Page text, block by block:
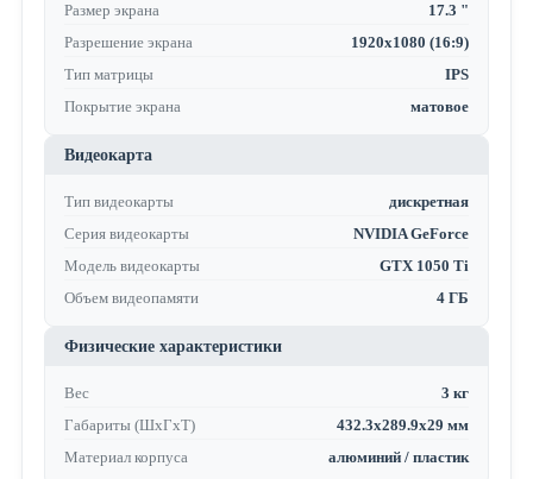
Размер экрана
17.3 "
Разрешение экрана
1920x1080 (16:9)
Тип матрицы
IPS
Покрытие экрана
матовое
Видеокарта
Тип видеокарты
дискретная
Серия видеокарты
NVIDIA GeForce
Модель видеокарты
GTX 1050 Ti
Объем видеопамяти
4 ГБ
Физические характеристики
Вес
3 кг
Габариты (ШхГхТ)
432.3x289.9x29 мм
Материал корпуса
алюминий / пластик